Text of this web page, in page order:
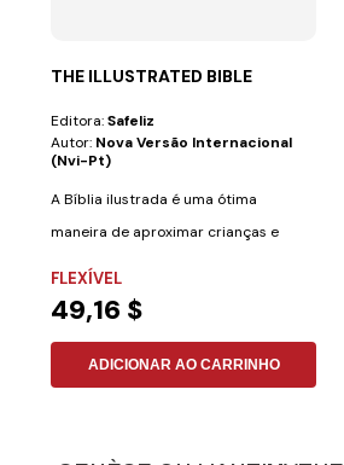
THE ILLUSTRATED BIBLE
Editora:Safeliz
Autor: Nova Versão Internacional
(nvi-Pt)
A Bíblia ilustrada é uma ótima
maneira de aproximar crianças e
adultos de um...
FLEXÍVEL
49,16 $
ADICIONAR AO CARRINHO